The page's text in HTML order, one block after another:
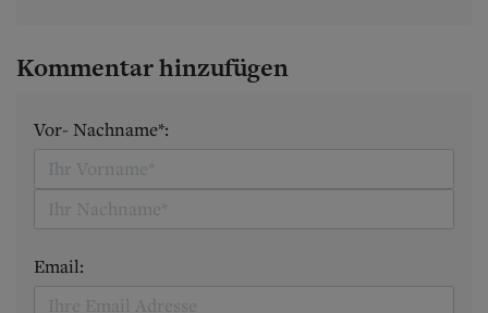
Kommentar hinzufügen
Vor- Nachname*:
Email: